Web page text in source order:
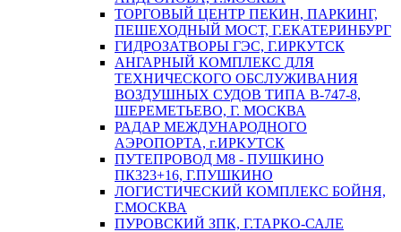
ТОРГОВЫЙ ЦЕНТР ПЕКИН, ПАРКИНГ,
ПЕШЕХОДНЫЙ МОСТ, Г.ЕКАТЕРИНБУРГ
ГИДРОЗАТВОРЫ ГЭС, Г.ИРКУТСК
АНГАРНЫЙ КОМПЛЕКС ДЛЯ
ТЕХНИЧЕСКОГО ОБСЛУЖИВАНИЯ
ВОЗДУШНЫХ СУДОВ ТИПА В-747-8,
ШЕРЕМЕТЬЕВО, Г. МОСКВА
РАДАР МЕЖДУНАРОДНОГО
АЭРОПОРТА, г.ИРКУТСК
ПУТЕПРОВОД М8 - ПУШКИНО
ПК323+16, Г.ПУШКИНО
ЛОГИСТИЧЕСКИЙ КОМПЛЕКС БОЙНЯ,
Г.МОСКВА
ПУРОВСКИЙ ЗПК, Г.ТАРКО-САЛЕ